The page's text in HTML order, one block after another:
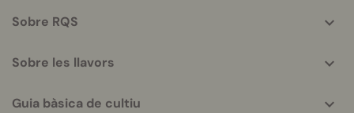
Sobre RQS
Sobre les llavors
Guia bàsica de cultiu